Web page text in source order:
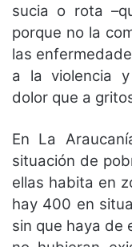
sucia o rota
porque no la
las
a la violencia
dolor que a
En La
situación de
ellas habita en
hay 400 en
sin que haya de